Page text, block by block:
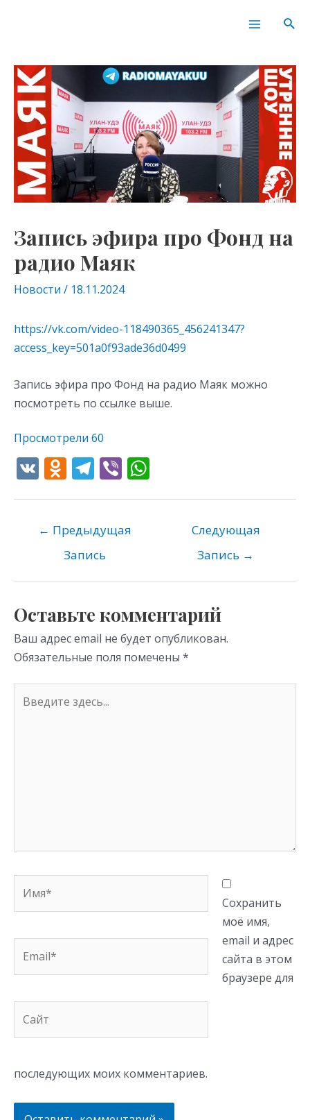
Main
Запись эфира про Фонд на
радио Маяк
Новости / 18.11.2024
https://vk.com/video-118490365_456241347?
access_key=501a0f93ade36d0499
Запись эфира про Фонд на радио Маяк можно
посмотреть по ссылке выше.
Просмотрели 60
V O
o
kl
as
ni
ki
T
gr
a
m
Vi
p
← Предыдущая
Запись
Следующая
Запись →
Оставьте комментарий
Ваш адрес email не будет опубликован.
Обязательные поля помечены *
здесь...
Сохранить
моё имя,
email и адрес
сайта в этом
браузере для
последующих моих комментариев.